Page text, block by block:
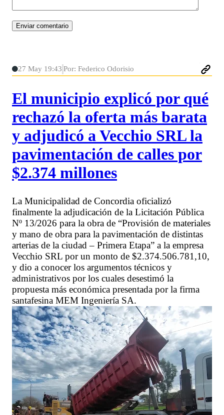
27 May 19:43 Por: Federico Odorisio
El municipio explicó por qué
rechazó la oferta más barata
y adjudicó a Vecchio SRL la
pavimentación de calles por
$2.374 millones
La Municipalidad de Concordia oficializó
finalmente la adjudicación de la Licitación Pública
Nº 13/2026 para la obra de “Provisión de materiales
y mano de obra para la pavimentación de distintas
arterias de la ciudad – Primera Etapa” a la empresa
Vecchio SRL por un monto de $2.374.506.781,10,
y dio a conocer los argumentos técnicos y
administrativos por los cuales desestimó la
propuesta más económica presentada por la firma
santafesina MEM Ingeniería SA.